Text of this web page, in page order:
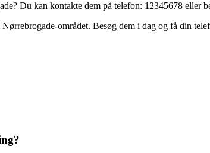
Du kan kontakte dem på telefon: 12345678 eller
området. Besøg dem i dag og få din